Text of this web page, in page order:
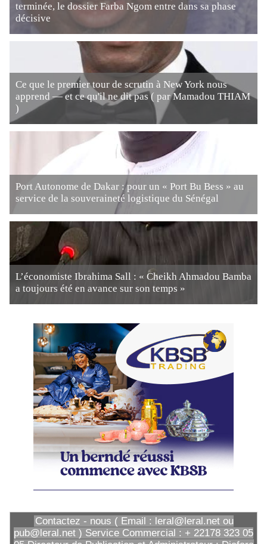
terminée, le dossier Farba Ngom entre dans sa phase
décisive
Ce que le premier tour de scrutin à New York nous
apprend — et ce qu'il ne dit pas ( par Mamadou THIAM
)
Port Autonome de Dakar : pour un « Port Bu Bess » au
service de la souveraineté logistique du Sénégal
L’économiste Ibrahima Sall : « Cheikh Ahmadou Bamba
a toujours été en avance sur son temps »
Contactez - nous ( Email : leral@leral.net ou
pub@leral.net ) Service Commercial : + 22178 323 05